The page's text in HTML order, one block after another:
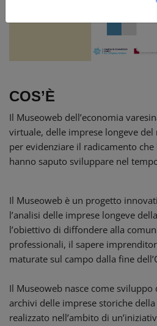
COS’È
Il Museoweb dell’economia
virtuale, delle imprese longeve
per evidenziare il radicamento
hanno saputo sviluppare nel
Il Museoweb è un progetto
l’analisi delle imprese longeve
l’obiettivo di diffondere alla
professionali, il sapere
maturate sul campo dalla fine
Il Museoweb nasce come sviluppo
archivi delle imprese storiche
realizzato nell’ambito di